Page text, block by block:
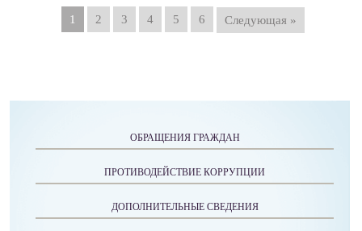
1 2 3 4 5 6 Следующая »
ОБРАЩЕНИЯ ГРАЖДАН
ПРОТИВОДЕЙСТВИЕ КОРРУПЦИИ
ДОПОЛНИТЕЛЬНЫЕ СВЕДЕНИЯ